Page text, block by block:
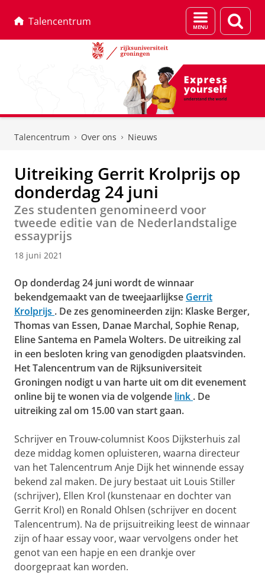
Talencentrum
Menu
en
Talencentrum Over ons Nieuws
Uitreiking Gerrit Krolprijs op
donderdag 24 juni
Zes studenten genomineerd voor
tweede editie van de Nederlandstalige
essayprijs
18 juni 2021
Op donderdag 24 juni wordt de winnaar
bekendgemaakt van de tweejaarlijkse Gerrit
Krolprijs . De zes genomineerden zijn: Klaske Berger,
Thomas van Essen, Danae Marchal, Sophie Renap,
Eline Santema en Pamela Wolters. De uitreiking zal
in een besloten kring van genodigden plaatsvinden.
Het Talencentrum van de Rijksuniversiteit
Groningen nodigt u van harte uit om dit evenement
online bij te wonen via de volgende link . De
uitreiking zal om 15.00 van start gaan.
Schrijver en Trouw-columnist Koos Dijksterhuis zal
deze middag komen opluisteren, waarna directeur
van het Talencentrum Anje Dijk het winnende essay
bekend zal maken. De jury bestaat uit Louis Stiller
(schrijver), Ellen Krol (kunstenaar en dochter van
Gerrit Krol) en Ronald Ohlsen (schrijver en docent
Talencentrum). Na de prijsuitreiking leest de winnaar
zijn of haar essay voor, waar vervolgens onder het
genot van een hapje en een drankje over
doorgepraat kan worden.